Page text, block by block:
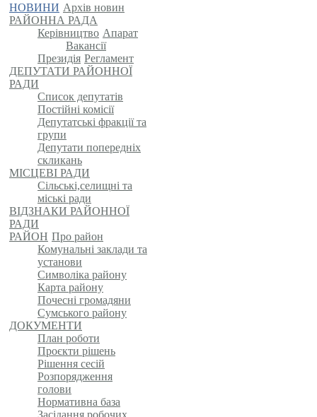
НОВИНИ Архів новин
РАЙОННА РАДА
Керівництво Апарат
Вакансії
Президія Регламент
ДЕПУТАТИ РАЙОННОЇ
РАДИ
Список депутатів
Постійні комісії
Депутатські фракції та
групи
Депутати попередніх
скликань
МІСЦЕВІ РАДИ
Сільські,селищні та
міські ради
ВІДЗНАКИ РАЙОННОЇ
РАДИ
РАЙОН Про район
Комунальні заклади та
установи
Символіка району
Карта району
Почесні громадяни
Сумського району
ДОКУМЕНТИ
План роботи
Проєкти рішень
Рішення сесій
Розпорядження
голови
Нормативна база
Засідання робочих